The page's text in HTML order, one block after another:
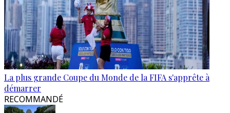
La plus grande Coupe du Monde de la FIFA s'apprête à
démarrer
RECOMMANDÉ